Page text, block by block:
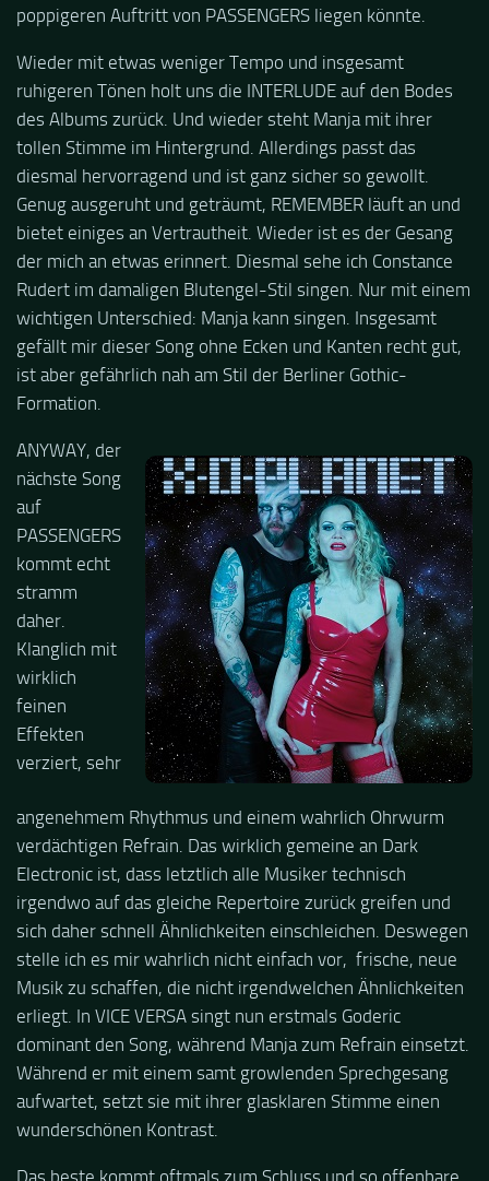
poppigeren Auftritt von PASSENGERS liegen könnte.
Wieder mit etwas weniger Tempo und insgesamt
ruhigeren Tönen holt uns die INTERLUDE auf den Bodes
des Albums zurück. Und wieder steht Manja mit ihrer
tollen Stimme im Hintergrund. Allerdings passt das
diesmal hervorragend und ist ganz sicher so gewollt.
Genug ausgeruht und geträumt, REMEMBER läuft an und
bietet einiges an Vertrautheit. Wieder ist es der Gesang
der mich an etwas erinnert. Diesmal sehe ich Constance
Rudert im damaligen Blutengel-Stil singen. Nur mit einem
wichtigen Unterschied: Manja kann singen. Insgesamt
gefällt mir dieser Song ohne Ecken und Kanten recht gut,
ist aber gefährlich nah am Stil der Berliner Gothic-
Formation.
ANYWAY, der
nächste Song
auf
PASSENGERS
kommt echt
stramm
daher.
Klanglich mit
wirklich
feinen
Effekten
verziert, sehr
angenehmem Rhythmus und einem wahrlich Ohrwurm
verdächtigen Refrain. Das wirklich gemeine an Dark
Electronic ist, dass letztlich alle Musiker technisch
irgendwo auf das gleiche Repertoire zurück greifen und
sich daher schnell Ähnlichkeiten einschleichen. Deswegen
stelle ich es mir wahrlich nicht einfach vor, frische, neue
Musik zu schaffen, die nicht irgendwelchen Ähnlichkeiten
erliegt. In VICE VERSA singt nun erstmals Goderic
dominant den Song, während Manja zum Refrain einsetzt.
Während er mit einem samt growlenden Sprechgesang
aufwartet, setzt sie mit ihrer glasklaren Stimme einen
wunderschönen Kontrast.
Das beste kommt oftmals zum Schluss und so offenbare